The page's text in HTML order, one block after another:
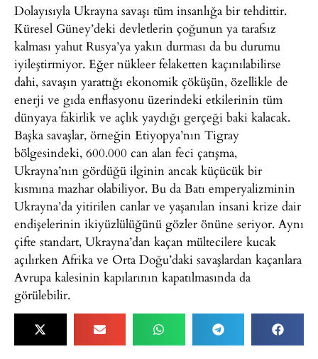
Dolayısıyla Ukrayna savaşı tüm insanlığa bir tehdittir.
Küresel Güney’deki devletlerin çoğunun ya tarafsız
kalması yahut Rusya’ya yakın durması da bu durumu
iyileştirmiyor. Eğer nükleer felaketten kaçınılabilirse
dahi, savaşın yarattığı ekonomik çöküşün, özellikle de
enerji ve gıda enflasyonu üzerindeki etkilerinin tüm
dünyaya fakirlik ve açlık yaydığı gerçeği baki kalacak.
Başka savaşlar, örneğin Etiyopya’nın Tigray
bölgesindeki, 600.000 can alan feci çatışma,
Ukrayna’nın gördüğü ilginin ancak küçücük bir
kısmına mazhar olabiliyor. Bu da Batı emperyalizminin
Ukrayna’da yitirilen canlar ve yaşanılan insani krize dair
endişelerinin ikiyüzlülüğünü gözler önüne seriyor. Aynı
çifte standart, Ukrayna’dan kaçan mültecilere kucak
açılırken Afrika ve Orta Doğu’daki savaşlardan kaçanlara
Avrupa kalesinin kapılarının kapatılmasında da
görülebilir.